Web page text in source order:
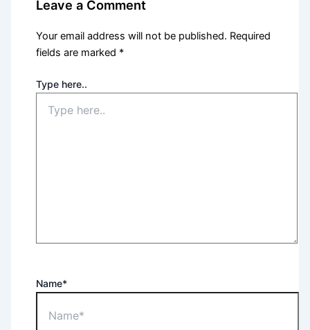
Leave a Comment
Your email address will not be published. Required
fields are marked *
Type here..
Name*